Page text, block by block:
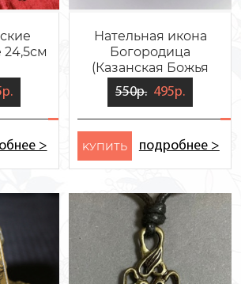
>
Нательная икона
Богородица
(Казанская Божья
Матерь)
550р. 495р.
KУПИТЬ подробнее >